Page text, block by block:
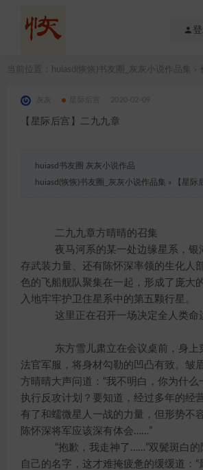
当前位置： huiasd(恢恢)书友圈_灰灰小说作品集
2020-02-09
【星际后宫】二九九章
huiasd书友圈 灰灰小说作品
huiasd(恢恢)书友圈_灰灰小说作品集 » 【星际
二九九章方晴晴的召集
夜马河系的某一处边缘星系，银
存武装力量、还有陈怀深率领的生化人
色的飞船舰队聚集在一起，形成了庞大
入地牢牢护卫住星系中的第五颗行星。
这里正在召开一场决定全人类命
东方雪儿肃立在会议桌前，身上
法官军服，将身材勾勒的凹凸有致。皱
方晴晴大声问道：“我不明白，你为什么
执行反攻计划？要知道，经过多年的经
有了和蠕微星人一战的力量，但形势不
陈怀深将军应该深有体会……”
“抱歉，我走神了……”双鬓斑白的
自己的名字，这才难掩疲惫的缓缓道：